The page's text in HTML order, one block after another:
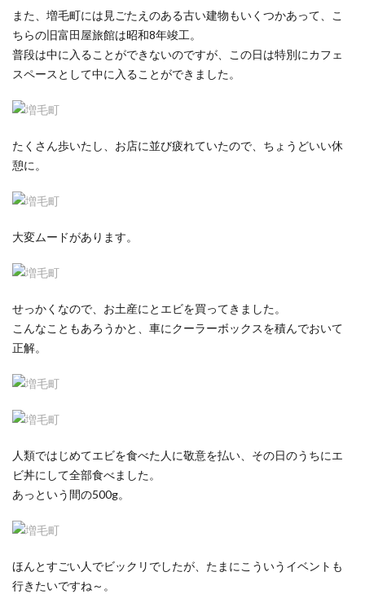
また、増毛町には見ごたえのある古い建物もいくつかあって、こ
ちらの旧富田屋旅館は昭和8年竣工。
普段は中に入ることができないのですが、この日は特別にカフェ
スペースとして中に入ることができました。
たくさん歩いたし、お店に並び疲れていたので、ちょうどいい休
憩に。
大変ムードがあります。
せっかくなので、お土産にとエビを買ってきました。
こんなこともあろうかと、車にクーラーボックスを積んでおいて
正解。
人類ではじめてエビを食べた人に敬意を払い、その日のうちにエ
ビ丼にして全部食べました。
あっという間の500g。
ほんとすごい人でビックリでしたが、たまにこういうイベントも
行きたいですね～。